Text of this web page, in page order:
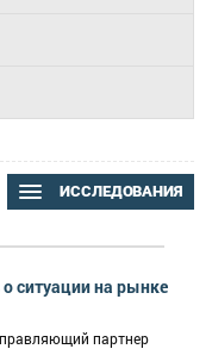
ИССЛЕДОВАНИЯ
ситуации на рынке
партнер